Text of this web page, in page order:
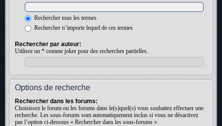
Rechercher tous les termes
Rechercher n’importe lequel de ces termes
Rechercher par auteur:
Utilisez un * comme joker pour des recherches partielles.
Options de recherche
Rechercher dans les forums:
Choisissez le forum ou les forums dans le(s)quel(s) vous souhaitez effectuer une
recherche. Les sous-forums sont automatiquement inclus si vous ne désactivez
pas l’option ci-dessous « Rechercher dans les sous-forums ».